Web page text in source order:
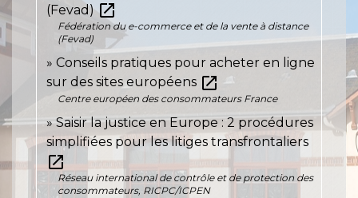
(Fevad)open_in_new
Fédération du e-commerce et de la vente à distance
(Fevad)
Conseils pratiques pour acheter en ligne
sur des sites européens open_in_new
Centre européen des consommateurs France
Saisir la justice en Europe : 2 procédures
simplifiées pour les litiges transfrontaliers
open_in_new
Réseau international de contrôle et de protection des
consommateurs, RICPC/ICPEN